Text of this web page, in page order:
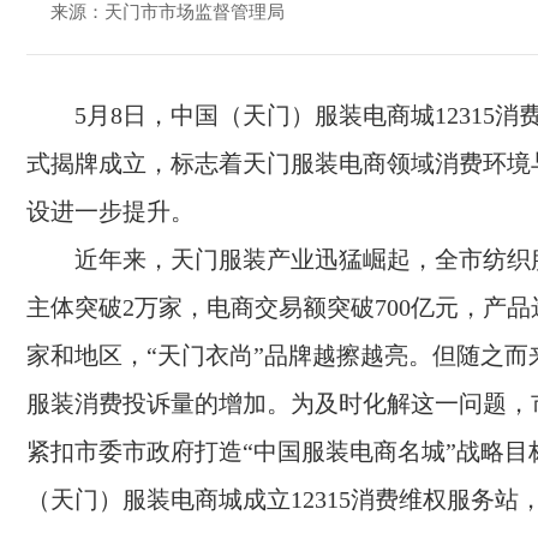
来源：天门市市场监督管理局
5月8日，中国（天门）服装电商城12315消
式揭牌成立，标志着天门服装电商领域消费环
设进一步提升。
近年来，天门服装产业迅猛崛起，全市纺
主体突破2万家，电商交易额突破700亿元，产品
家和地区，“天门衣尚”品牌越擦越亮。但随之而
服装消费投诉量的增加。为及时化解这一问题
紧扣市委市政府打造“中国服装电商名城”战略目
（天门）服装电商城成立12315消费维权服务站